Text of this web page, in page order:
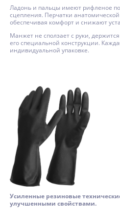
Ладонь и пальцы имеют рифленое
сцепления. Перчатки
обеспечивая комфорт и снижают
Манжет не сползает с руки,
его специальной конструкции.
индивидуальной упаковке.
Усиленные резиновые
улучшенными свойствами.